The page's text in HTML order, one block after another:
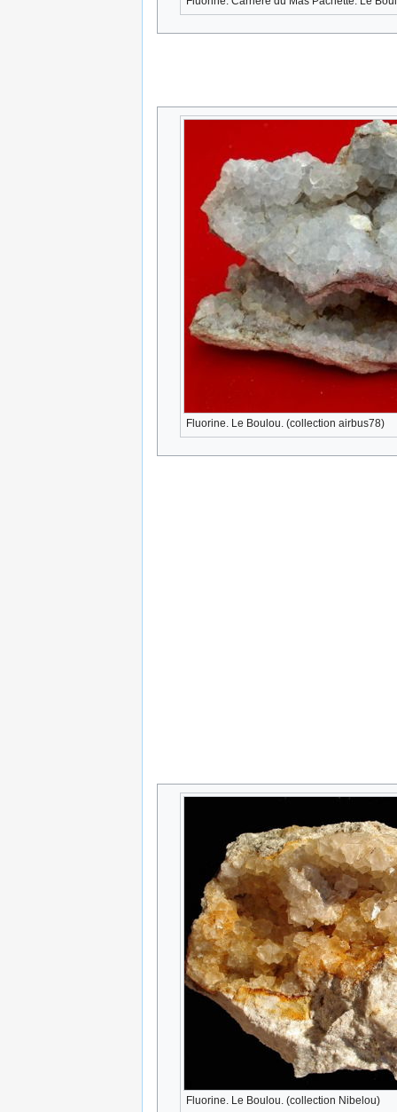
Fluorine. Le Boulou. (collection airbus78)
Fluorine. Le Boulou. (collection Nibelou)